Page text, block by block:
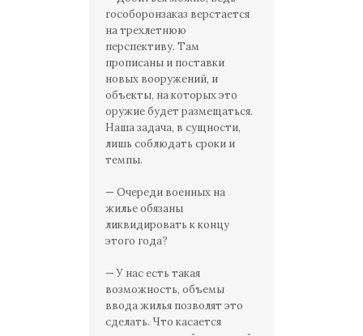
гособоронзаказ верстается
на трехлетнюю
перспективу. Там
прописаны и поставки
новых вооружений, и
объекты, на которых это
оружие будет размещаться.
Наша задача, в сущности,
лишь соблюдать сроки и
темпы.
— Очереди военных на
жилье обязаны
ликвидировать к концу
этого года?
— У нас есть такая
возможность, объемы
ввода жилья позволят это
сделать. Что касается